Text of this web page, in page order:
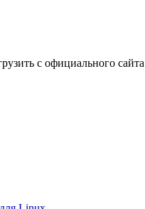
с официального сайта